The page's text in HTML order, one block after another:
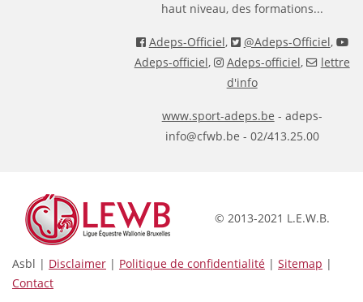
haut niveau, des formations...
Adeps-Officiel, @Adeps-Officiel,
Adeps-officiel, Adeps-officiel,
lettre
d'info
www.sport-adeps.be - adeps-
info@cfwb.be - 02/413.25.00
© 2013-2021 L.E.W.B.
Asbl | Disclaimer | Politique de confidentialité | Sitemap |
Contact